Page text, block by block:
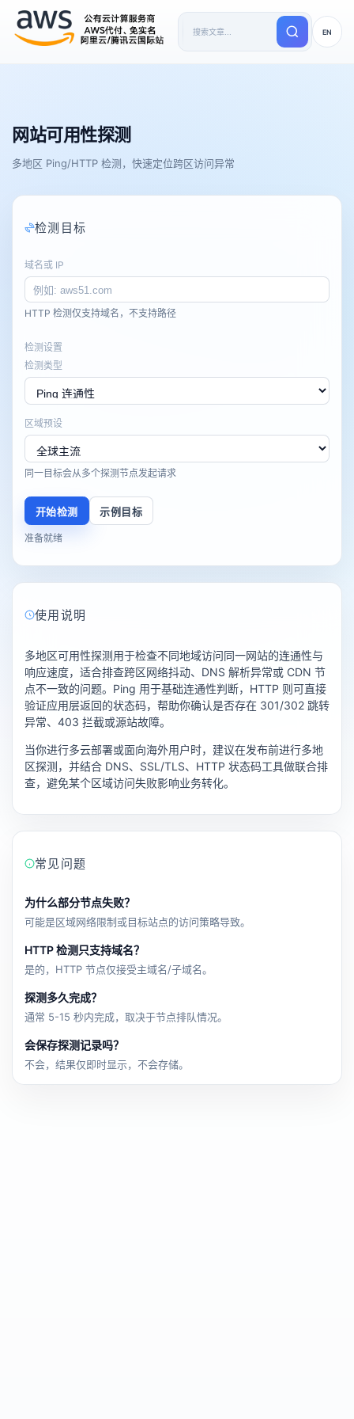
EN
网站可用性探测
多地区 Ping/HTTP 检测，快速定位跨区访问异常
检测目标
域名或 IP
HTTP 检测仅支持域名，不支持路径
检测设置
检测类型
区域预设
同一目标会从多个探测节点发起请求
开始检测 示例目标
准备就绪
使用说明
多地区可用性探测用于检查不同地域访问同一网站的连通性与
响应速度，适合排查跨区网络抖动、DNS 解析异常或 CDN 节
点不一致的问题。Ping 用于基础连通性判断，HTTP 则可直接
验证应用层返回的状态码，帮助你确认是否存在 301/302 跳转
异常、403 拦截或源站故障。
当你进行多云部署或面向海外用户时，建议在发布前进行多地
区探测，并结合 DNS、SSL/TLS、HTTP 状态码工具做联合排
查，避免某个区域访问失败影响业务转化。
常见问题
为什么部分节点失败？
可能是区域网络限制或目标站点的访问策略导致。
HTTP 检测只支持域名？
是的，HTTP 节点仅接受主域名/子域名。
探测多久完成？
通常 5-15 秒内完成，取决于节点排队情况。
会保存探测记录吗？
不会，结果仅即时显示，不会存储。